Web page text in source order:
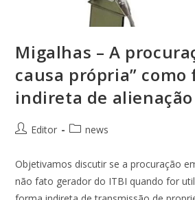
Migalhas – A
causa própria” como
indireta de
Editor news
Objetivamos discutir se a procuração
não fato gerador do ITBI quando for